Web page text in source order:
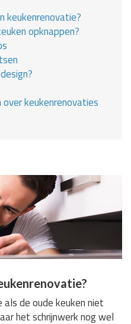
keukenrenovatie?
opknappen?
keukenrenovaties
als de oude keuken niet
het schrijnwerk nog wel